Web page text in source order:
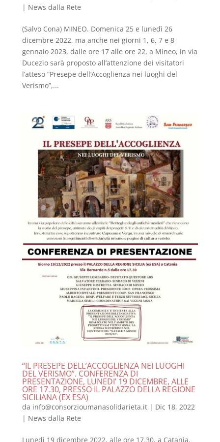
| News dalla Rete
(Salvo Cona) MINEO. Domenica 25 e lunedì 26
dicembre 2022, ma anche nei giorni 1, 6, 7 e 8
gennaio 2023, dalle ore 17 alle ore 22, a Mineo, in via
Ducezio sarà proposto all’attenzione dei visitatori
l’atteso “Presepe dell’Accoglienza nei luoghi del
Verismo”,...
“IL PRESEPE DELL’ACCOGLIENZA NEI LUOGHI
DEL VERISMO”. CONFERENZA DI
PRESENTAZIONE, LUNEDI’ 19 DICEMBRE, ALLE
ORE 17.30, PRESSO IL PALAZZO DELLA REGIONE
SICILIANA (EX ESA)
da info@consorzioumanasolidarieta.it| Dic 18, 2022
| News dalla Rete
Lunedì 19 dicembre 2022, alle ore 17.30, a Catania,